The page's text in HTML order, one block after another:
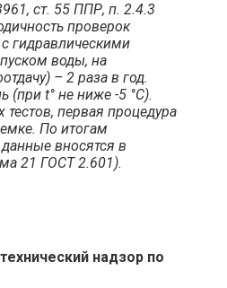
ст. 55 ППР, п. 2.4.3
проверок
гидравлическими
воды, на
– 2 раза в год.
(при t° не ниже -5 °C).
первая процедура
По итогам
вносятся в
21 ГОСТ 2.601).
надзор по